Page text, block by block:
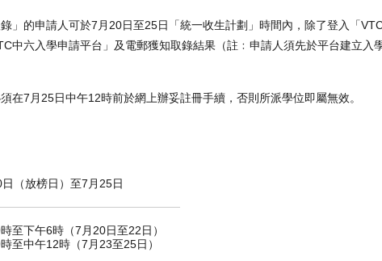
」的申請人可於7月20日至25日「統一收生計劃」時間內，除了登入「
中六入學申請平台」及電郵獲知取錄結果（註﹕申請人須先於平台建立入
在7月25日中午12時前於網上辦妥註冊手續，否則所派學位即屬無效。
（放榜日）至7月25日
時至下午6時（7月20日至22日）
時至中午12時（7月23至25日）